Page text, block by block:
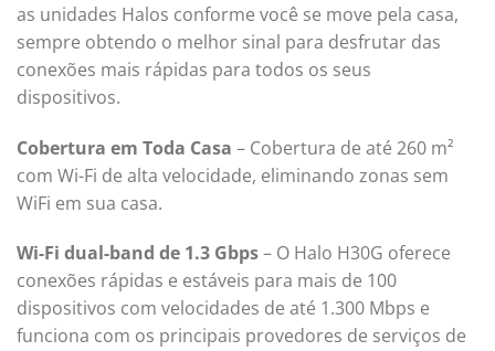
as unidades Halos conforme você se move pela casa,
sempre obtendo o melhor sinal para desfrutar das
conexões mais rápidas para todos os seus
dispositivos.
Cobertura em Toda Casa – Cobertura de até 260 m²
com Wi-Fi de alta velocidade, eliminando zonas sem
WiFi em sua casa.
Wi-Fi dual-band de 1.3 Gbps– O Halo H30G oferece
conexões rápidas e estáveis ​​para mais de 100
dispositivos com velocidades de até 1.300 Mbps e
funciona com os principais provedores de serviços de